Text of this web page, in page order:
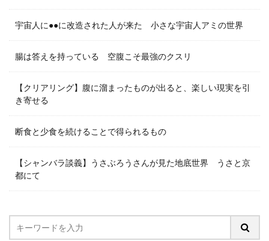
宇宙人に●●に改造された人が来た 小さな宇宙人アミの世界
腸は答えを持っている 空腹こそ最強のクスリ
【クリアリング】腹に溜まったものが出ると、楽しい現実を引
き寄せる
断食と少食を続けることで得られるもの
【シャンバラ談義】うさぶろうさんが見た地底世界 うさと京
都にて